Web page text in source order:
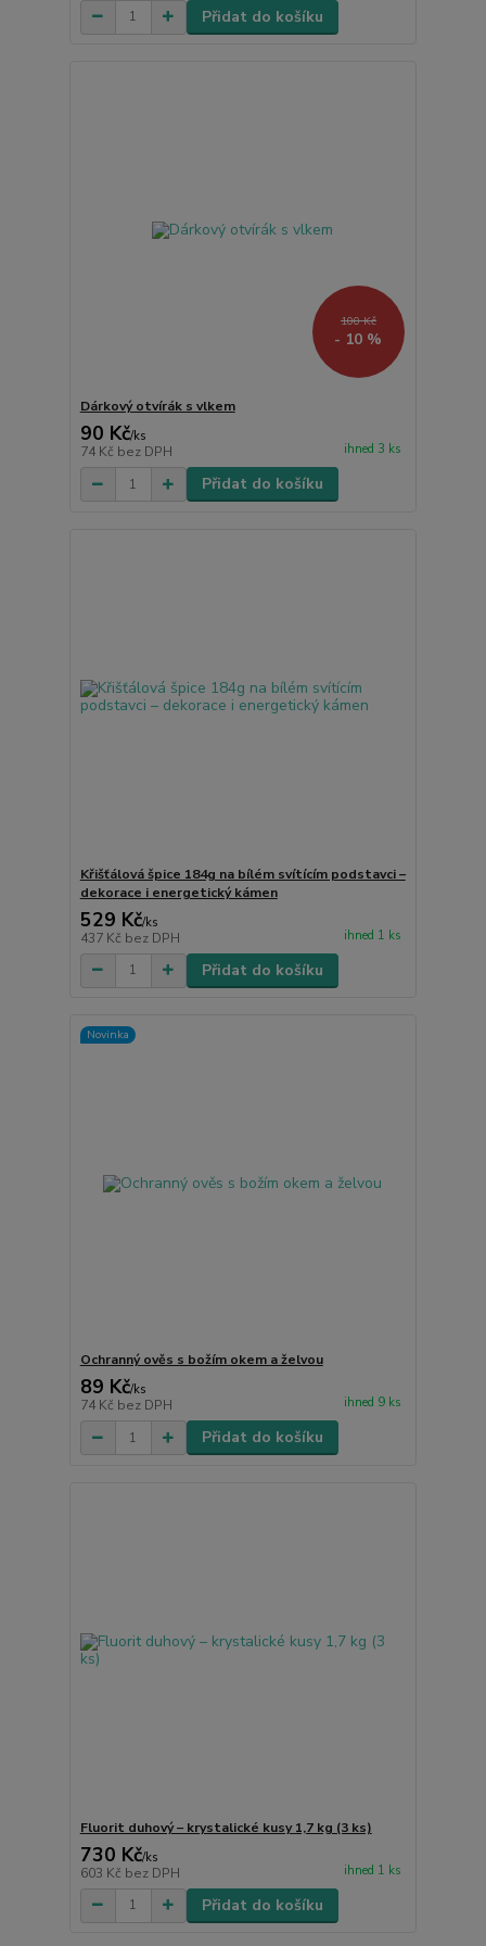
Přidat do košíku
100 Kč
- 10 %
Dárkový otvírák s vlkem
90 Kč/ks
74 Kč bez DPH ihned 3 ks
Přidat do košíku
Křišťálová špice 184g na bílém svítícím podstavci –
dekorace i energetický kámen
529 Kč/ks
437 Kč bez DPH ihned 1 ks
Přidat do košíku
Novinka
Ochranný ověs s božím okem a želvou
89 Kč/ks
74 Kč bez DPH ihned 9 ks
Přidat do košíku
Fluorit duhový – krystalické kusy 1,7 kg (3 ks)
730 Kč/ks
603 Kč bez DPH ihned 1 ks
Přidat do košíku